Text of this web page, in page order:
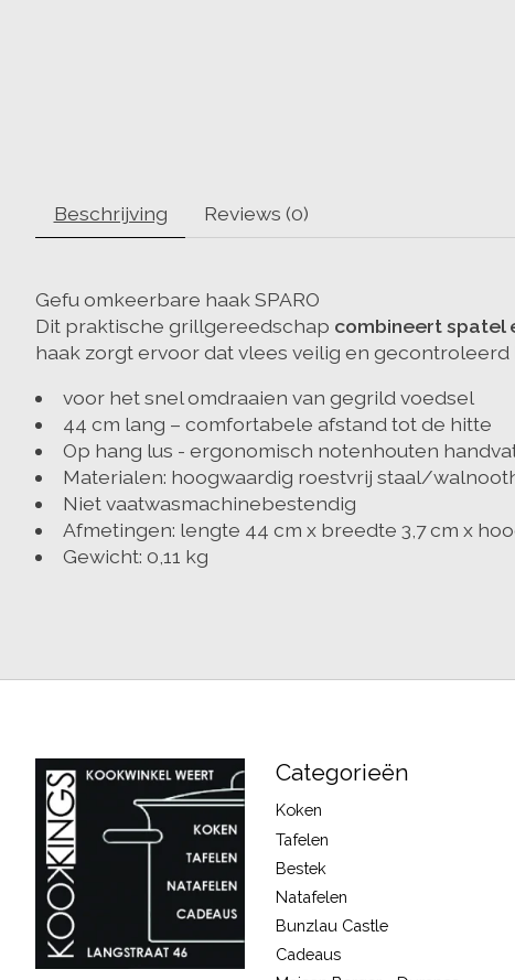
Beschrijving Reviews (0)
Gefu omkeerbare haak SPARO
Dit praktische grillgereedschap combineert spatel
haak zorgt ervoor dat vlees veilig en gecontroleerd
voor het snel omdraaien van gegrild voedsel
44 cm lang – comfortabele afstand tot de hitte
Op hang lus - ergonomisch notenhouten
Materialen: hoogwaardig roestvrij staal/
Niet vaatwasmachinebestendig
Afmetingen: lengte 44 cm x breedte 3,7 cm x
Gewicht: 0,11 kg
Categorieën
Koken
Tafelen
Bestek
Natafelen
Bunzlau Castle
Cadeaus